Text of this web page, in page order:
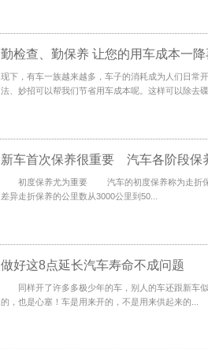
勤检查、勤保养 让您的用车成本一降
现下，有车一族越来越多，车子的消耗成为人们日常
法、妙招可以帮我们节省用车成本呢。这样可以除去碟
新车首次保养很重要 汽车各阶段保
初度保养尤为重要 汽车的初度保养称为走折保
差异走折保养的公里数从3000公里到50...
做好这8点延长汽车寿命不成问题
同样开了许多多极少年的车，别人的车还跟新车似
的，也是心塞！车是用来开的，不是用来供起来的...